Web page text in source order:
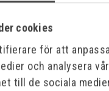
cookies
för att
och analysera
till de sociala